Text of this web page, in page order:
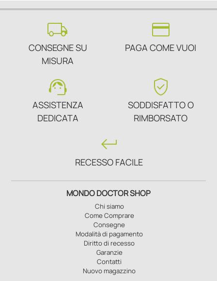
local_shipping
CONSEGNE SU
MISURA
credit_card
PAGA COME VUOI
support_agent
ASSISTENZA
DEDICATA
verified_user
SODDISFATTO O
RIMBORSATO
keyboard_return
RECESSO FACILE
MONDO DOCTOR SHOP
Chi siamo
Come Comprare
Consegne
Modalità di pagamento
Diritto di recesso
Garanzie
Contatti
Nuovo magazzino